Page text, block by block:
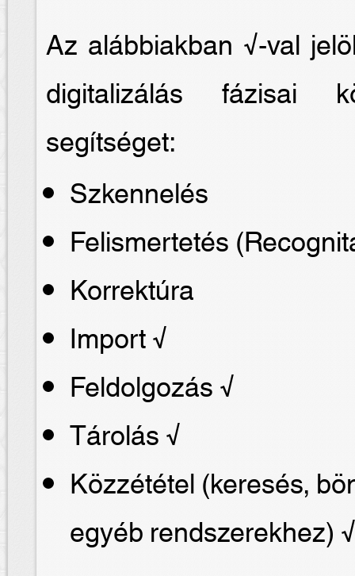
Az alábbiakban √-val
digitalizálás fázisai
segítséget:
Szkennelés
Felismertetés
Korrektúra
Import √
Feldolgozás √
Tárolás √
Közzététel (keresés,
egyéb rendszerekhez) √